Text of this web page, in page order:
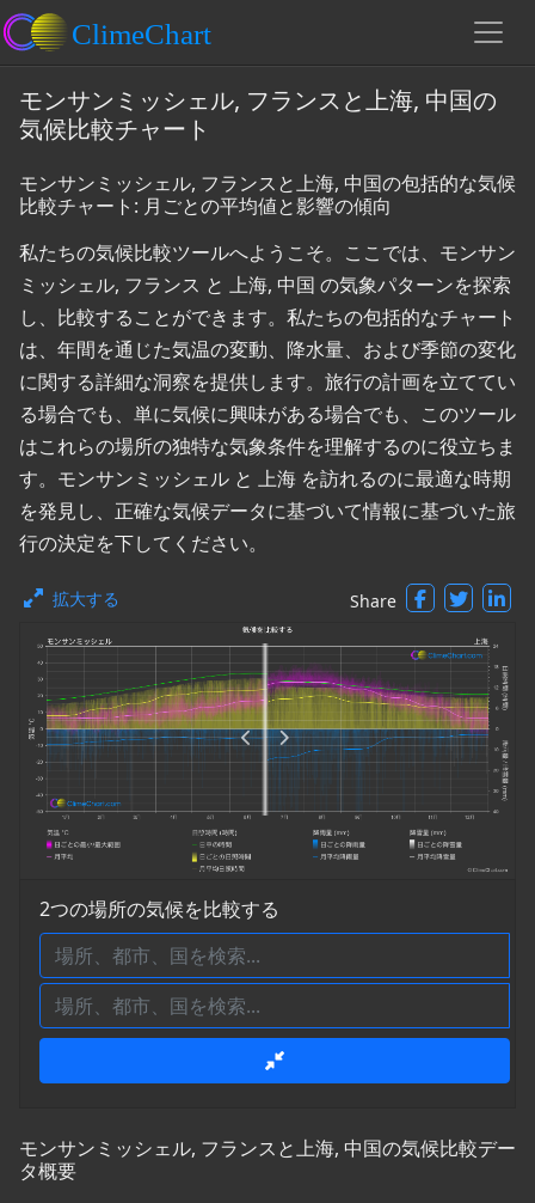
モンサンミッシェル, フランスと上海, 中国の
気候比較チャート
モンサンミッシェル, フランスと上海, 中国の包括的な気候
比較チャート: 月ごとの平均値と影響の傾向
私たちの気候比較ツールへようこそ。ここでは、モンサン
ミッシェル, フランス と 上海, 中国 の気象パターンを探索
し、比較することができます。私たちの包括的なチャート
は、年間を通じた気温の変動、降水量、および季節の変化
に関する詳細な洞察を提供します。旅行の計画を立ててい
る場合でも、単に気候に興味がある場合でも、このツール
はこれらの場所の独特な気象条件を理解するのに役立ちま
す。モンサンミッシェル と 上海 を訪れるのに最適な時期
を発見し、正確な気候データに基づいて情報に基づいた旅
行の決定を下してください。
拡大する Share
2つの場所の気候を比較する
モンサンミッシェル, フランスと上海, 中国の気候比較デー
タ概要